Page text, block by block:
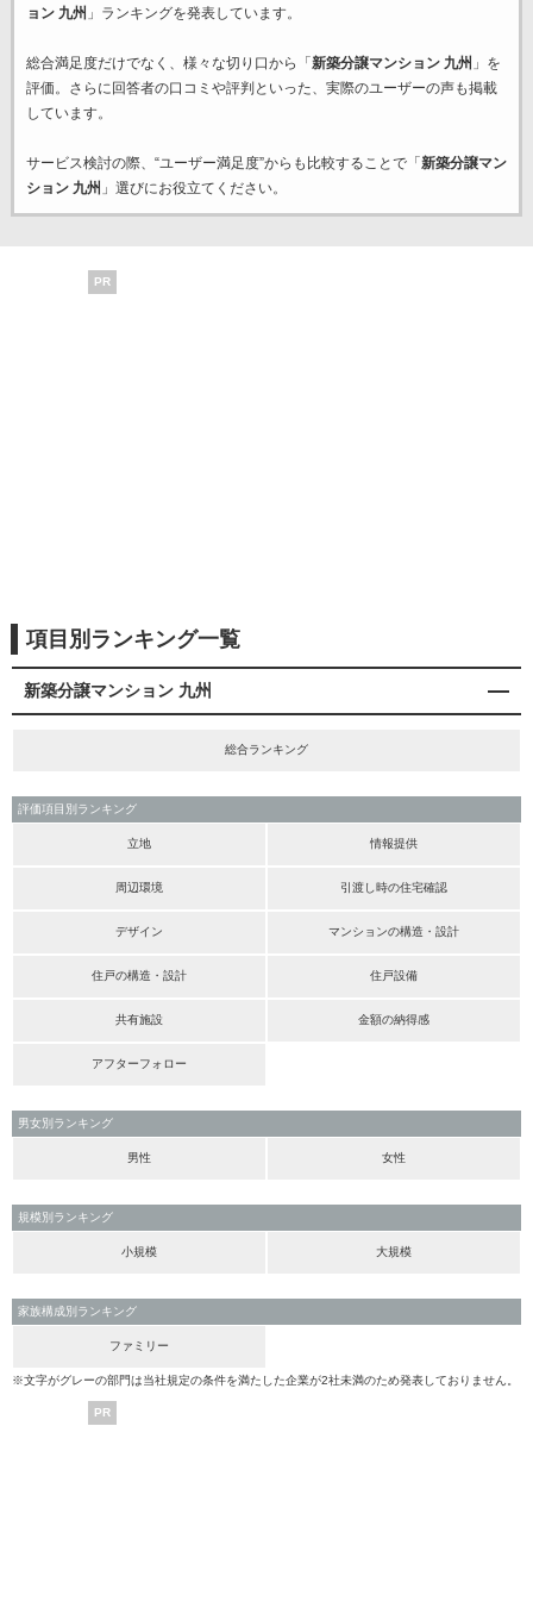
ョン 九州 」ランキングを発表しています。
総合満足度だけでなく、様々な切り口から「 新築分譲マンション 九州 」を
評価。さらに回答者の口コミや評判といった、実際のユーザーの声も掲載
しています。
サービス検討の際、“ユーザー満足度”からも比較することで「 新築分譲マン
ション 九州 」選びにお役立てください。
PR
項目別ランキング一覧
新築分譲マンション 九州
総合ランキング
評価項目別ランキング
立地 情報提供
周辺環境 引渡し時の住宅確認
デザイン マンションの構造・設計
住戸の構造・設計 住戸設備
共有施設 金額の納得感
アフターフォロー
男女別ランキング
男性 女性
規模別ランキング
小規模 大規模
家族構成別ランキング
ファミリー
※文字がグレーの部門は当社規定の条件を満たした企業が2社未満のため発表しておりません。
PR